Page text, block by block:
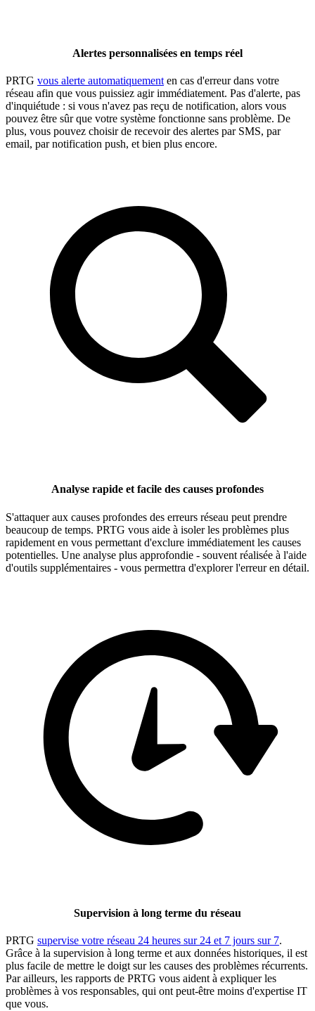
Alertes personnalisées en temps réel
PRTG vous alerte automatiquement en cas d'erreur dans votre
réseau afin que vous puissiez agir immédiatement. Pas d'alerte, pas
d'inquiétude : si vous n'avez pas reçu de notification, alors vous
pouvez être sûr que votre système fonctionne sans problème. De
plus, vous pouvez choisir de recevoir des alertes par SMS, par
email, par notification push, et bien plus encore.
Analyse rapide et facile des causes profondes
S'attaquer aux causes profondes des erreurs réseau peut prendre
beaucoup de temps. PRTG vous aide à isoler les problèmes plus
rapidement en vous permettant d'exclure immédiatement les causes
potentielles. Une analyse plus approfondie - souvent réalisée à l'aide
d'outils supplémentaires - vous permettra d'explorer l'erreur en détail.
Supervision à long terme du réseau
PRTG supervise votre réseau 24 heures sur 24 et 7 jours sur 7.
Grâce à la supervision à long terme et aux données historiques, il est
plus facile de mettre le doigt sur les causes des problèmes récurrents.
Par ailleurs, les rapports de PRTG vous aident à expliquer les
problèmes à vos responsables, qui ont peut-être moins d'expertise IT
que vous.